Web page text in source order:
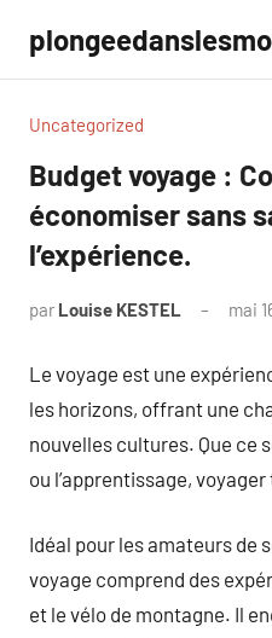
contenu
Uncategorized
Budget voyage :
économiser sans
l’expérience.
par Louise KESTEL mai
Le voyage est une
les horizons, offrant une
nouvelles cultures. Que ce
ou l’apprentissage,
Idéal pour les amateurs de
voyage comprend des
et le vélo de montagne. Il